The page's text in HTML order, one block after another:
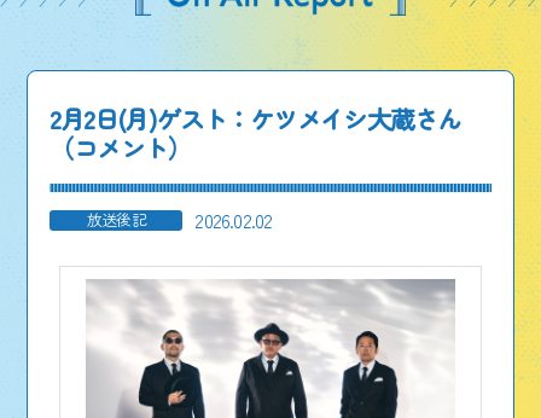
2月2日(月)ゲスト：ケツメイシ大蔵さん
（コメント）
放送後記 2026.02.02